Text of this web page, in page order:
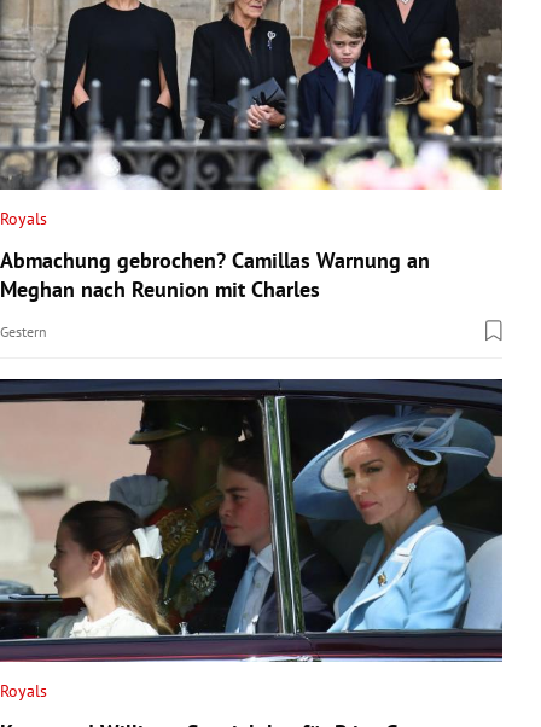
Royals
Abmachung gebrochen? Camillas Warnung an
Meghan nach Reunion mit Charles
Gestern
Royals